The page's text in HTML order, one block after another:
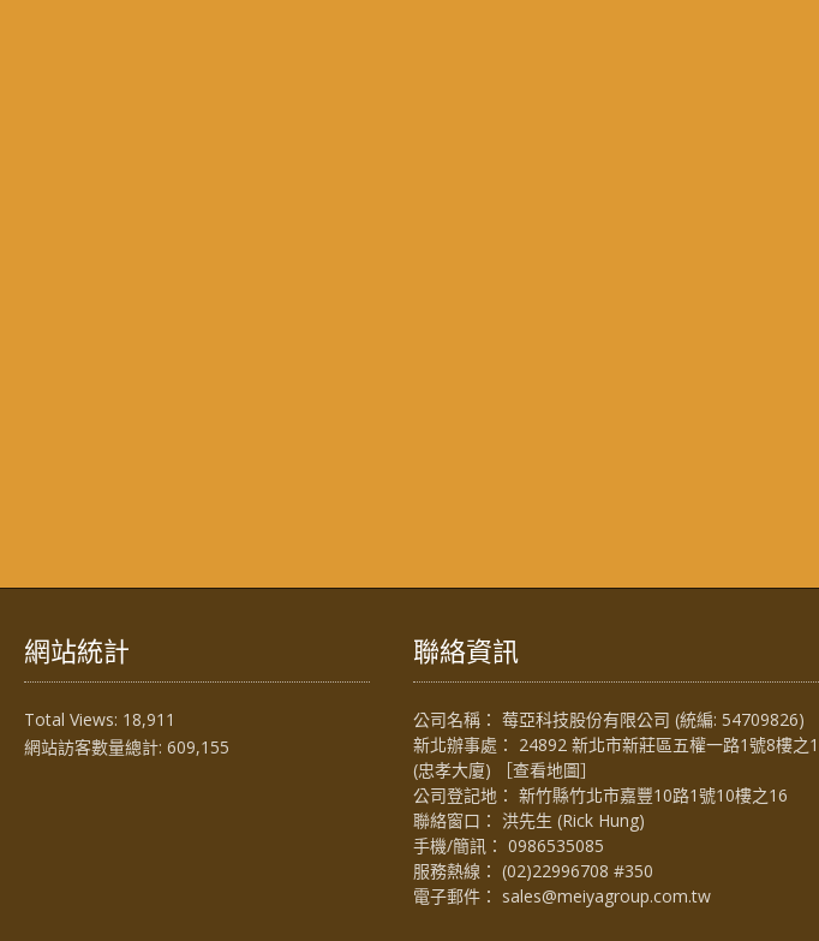
網站統計
Total Views: 18,911
網站訪客數量總計: 609,155
聯絡資訊
公司名稱： 莓亞科技股份有限公司 (統編: 54709826)
新北辦事處： 24892 新北市新莊區五權一路1號8樓之1
(忠孝大廈) ［查看地圖］
公司登記地： 新竹縣竹北市嘉豐10路1號10樓之16
聯絡窗口： 洪先生 (Rick Hung)
手機/簡訊： 0986535085
服務熱線： (02)22996708 #350
電子郵件： sales@meiyagroup.com.tw